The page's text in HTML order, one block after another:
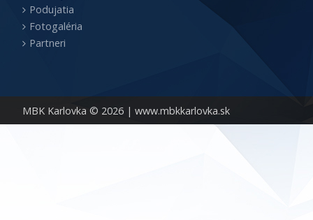
MBK Karlovka © 2026 | www.mbkkarlovka.sk
Podujatia
Fotogaléria
Partneri